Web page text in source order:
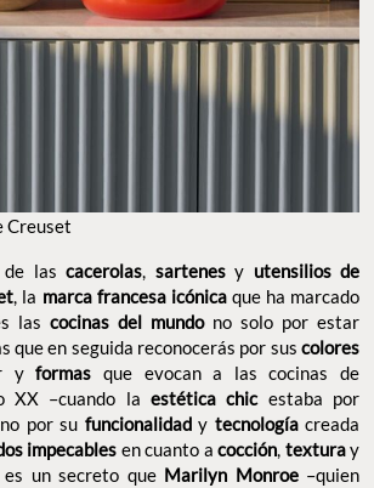
Creuset
de las cacerolas, sartenesy utensilios de
, la marca francesa icónicaque ha marcado
las cocinas del mundono solo por estar
que en seguida reconocerás por sus colores
yformas que evocan a las cocinas de
XX –cuando la estética chicestaba por
por su funcionalidady tecnologíacreada
impecables en cuanto acocción, texturay
un secreto que Marilyn Monroe–quien